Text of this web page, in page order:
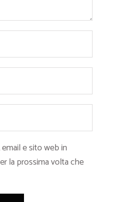
e sito web in
la prossima volta che